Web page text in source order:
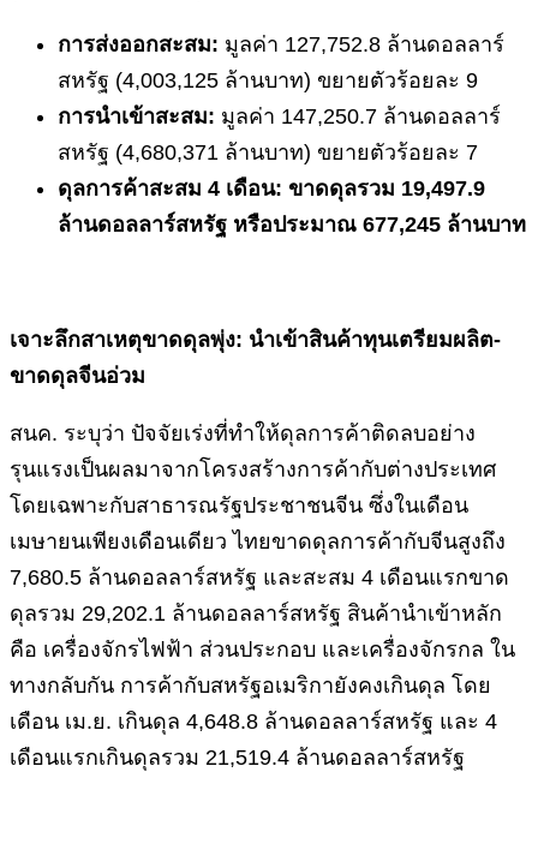
การส่งออกสะสม: มูลค่า 127,752.8 ล้านดอลลาร์
สหรัฐ (4,003,125 ล้านบาท) ขยายตัวร้อยละ 9
การนำเข้าสะสม: มูลค่า 147,250.7 ล้านดอลลาร์
สหรัฐ (4,680,371 ล้านบาท) ขยายตัวร้อยละ 7
ดุลการค้าสะสม 4 เดือน: ขาดดุลรวม 19,497.9
ล้านดอลลาร์สหรัฐ หรือประมาณ 677,245 ล้านบาท
เจาะลึกสาเหตุขาดดุลพุ่ง: นำเข้าสินค้าทุนเตรียมผลิต-
ขาดดุลจีนอ่วม
สนค. ระบุว่า ปัจจัยเร่งที่ทำให้ดุลการค้าติดลบอย่าง
รุนแรงเป็นผลมาจากโครงสร้างการค้ากับต่างประเทศ
โดยเฉพาะกับสาธารณรัฐประชาชนจีน ซึ่งในเดือน
เมษายนเพียงเดือนเดียว ไทยขาดดุลการค้ากับจีนสูงถึง
7,680.5 ล้านดอลลาร์สหรัฐ และสะสม 4 เดือนแรกขาด
ดุลรวม 29,202.1 ล้านดอลลาร์สหรัฐ สินค้านำเข้าหลัก
คือ เครื่องจักรไฟฟ้า ส่วนประกอบ และเครื่องจักรกล ใน
ทางกลับกัน การค้ากับสหรัฐอเมริกายังคงเกินดุล โดย
เดือน เม.ย. เกินดุล 4,648.8 ล้านดอลลาร์สหรัฐ และ 4
เดือนแรกเกินดุลรวม 21,519.4 ล้านดอลลาร์สหรัฐ